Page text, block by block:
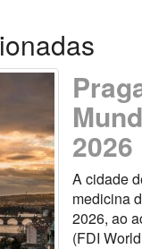
2026
A cidade
medicina
2026, ao
(FDI